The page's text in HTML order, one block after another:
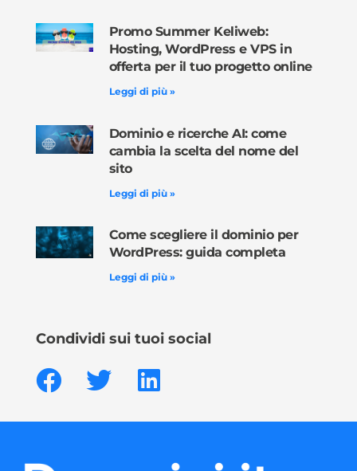
Promo Summer Keliweb:
Hosting, WordPress e VPS in
offerta per il tuo progetto online
Leggi di più »
Dominio e ricerche AI: come
cambia la scelta del nome del
sito
Leggi di più »
Come scegliere il dominio per
WordPress: guida completa
Leggi di più »
Condividi sui tuoi social